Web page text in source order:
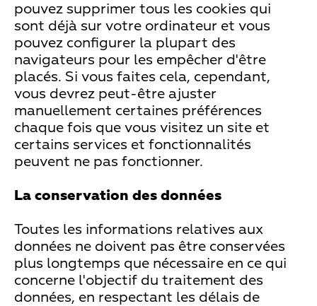
pouvez supprimer tous les cookies qui
sont déjà sur votre ordinateur et vous
pouvez configurer la plupart des
navigateurs pour les empêcher d'être
placés. Si vous faites cela, cependant,
vous devrez peut-être ajuster
manuellement certaines préférences
chaque fois que vous visitez un site et
certains services et fonctionnalités
peuvent ne pas fonctionner.
La conservation des données
Toutes les informations relatives aux
données ne doivent pas être conservées
plus longtemps que nécessaire en ce qui
concerne l'objectif du traitement des
données, en respectant les délais de